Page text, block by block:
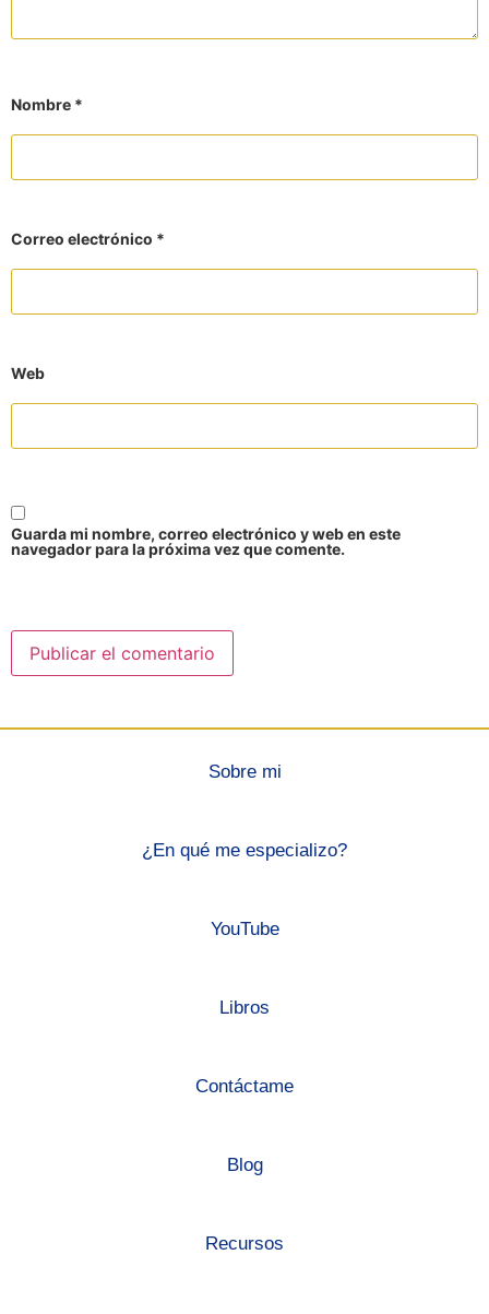
Nombre *
Correo electrónico *
Web
Guarda mi nombre, correo electrónico y web en este
navegador para la próxima vez que comente.
Sobre mi
¿En qué me especializo?
YouTube
Libros
Contáctame
Blog
Recursos